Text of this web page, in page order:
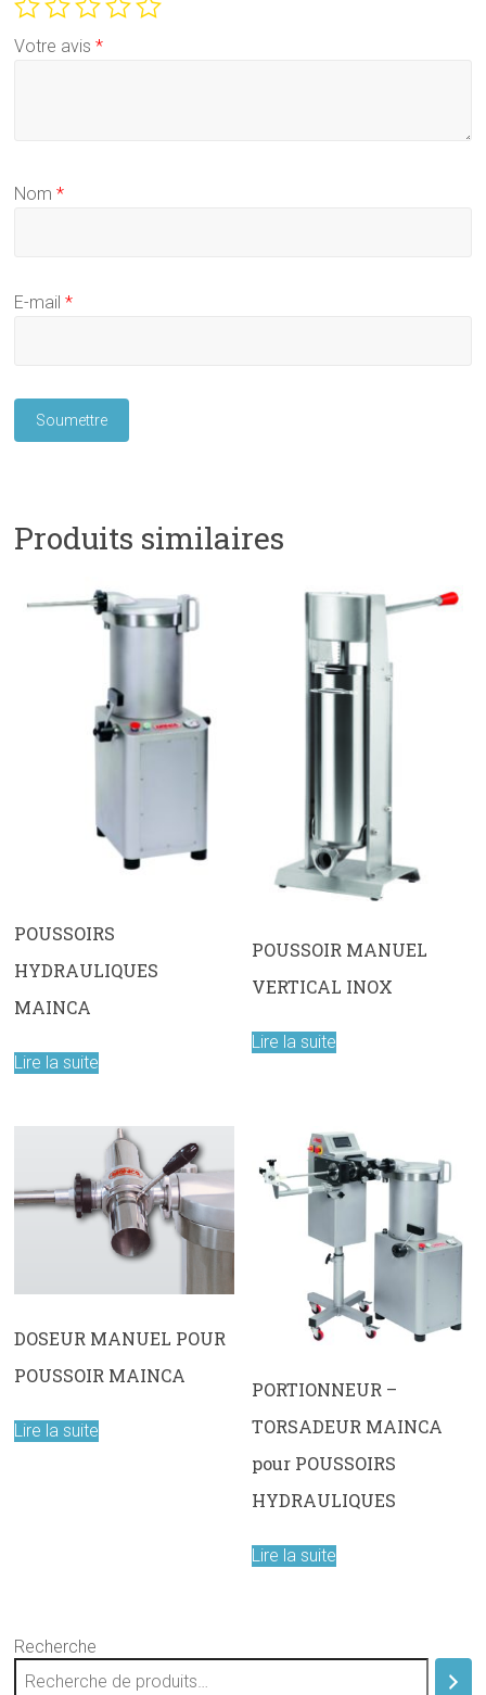
Votre avis*
Nom*
E-mail*
Produits similaires
POUSSOIRS
HYDRAULIQUES
MAINCA
Lire la suite
POUSSOIR MANUEL
VERTICAL INOX
Lire la suite
DOSEUR MANUEL POUR
POUSSOIR MAINCA
Lire la suite
PORTIONNEUR –
TORSADEUR MAINCA
pour POUSSOIRS
HYDRAULIQUES
Lire la suite
Recherche